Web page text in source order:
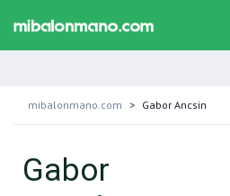
mibalonmano.com Gabor Ancsin
Gabor